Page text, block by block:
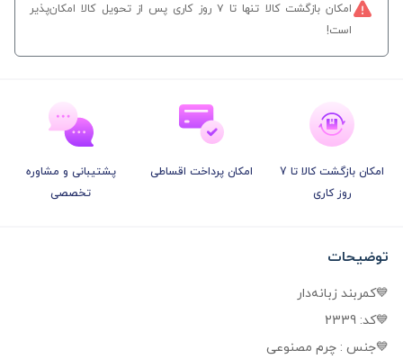
امکان بازگشت کالا تنها تا ۷ روز کاری پس از تحویل کالا امکان‌پذیر
است!
امکان بازگشت کالا تا 7
روز کاری
امکان پرداخت اقساطی
پشتیبانی و مشاوره
تخصصی
توضیحات
💙کمربند زبانه‌دار
💙کد: 2339
💙جنس : چرم مصنوعی